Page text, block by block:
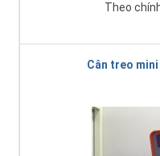
Theo
Cân treo